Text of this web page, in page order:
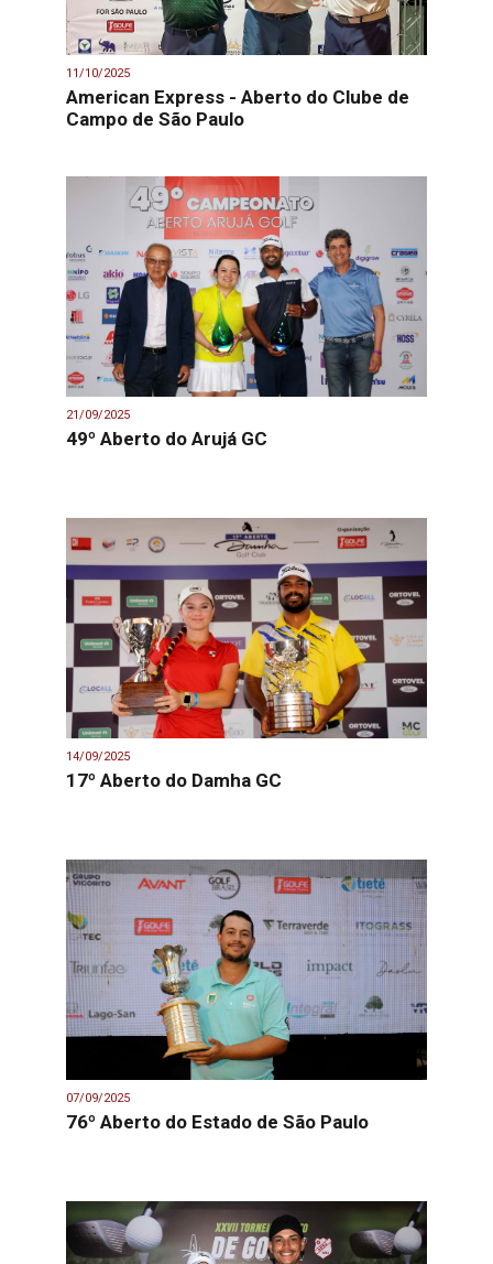
11/10/2025
American Express - Aberto do Clube de
Campo de São Paulo
21/09/2025
49º Aberto do Arujá GC
14/09/2025
17º Aberto do Damha GC
07/09/2025
76º Aberto do Estado de São Paulo